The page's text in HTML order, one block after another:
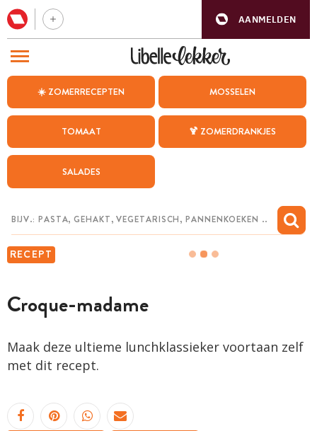
AANMELDEN
☀️ ZOMERRECEPTEN MOSSELEN
TOMAAT 🍹 ZOMERDRANKJES
SALADES
RECEPT
Croque-madame
Maak deze ultieme lunchklassieker voortaan zelf
met dit recept.
BEZOEK ONZE ANDERE WEBSITES
WEEKMENU
CHAT MET MAIA
MIJN BEWAARDE RECEPTEN